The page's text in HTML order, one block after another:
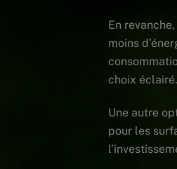
En
moins
choix éclairé.
Une autre
pour les